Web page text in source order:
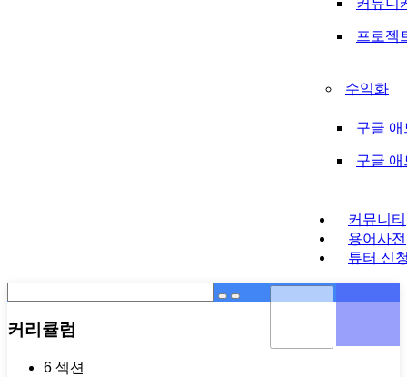
프로젝
수익화
구글 애
구글
커뮤니티
용어사전
튜터 신
커리큘럼
6 섹션